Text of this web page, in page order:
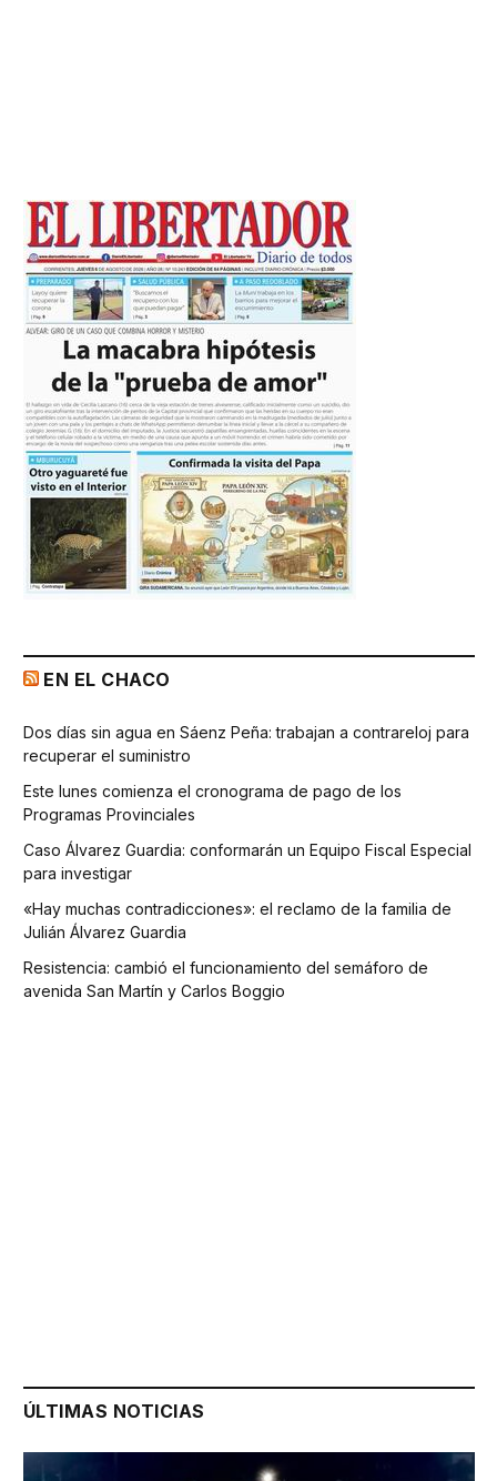
EN EL CHACO
Dos días sin agua en Sáenz Peña: trabajan a contrareloj para
recuperar el suministro
Este lunes comienza el cronograma de pago de los
Programas Provinciales
Caso Álvarez Guardia: conformarán un Equipo Fiscal Especial
para investigar
«Hay muchas contradicciones»: el reclamo de la familia de
Julián Álvarez Guardia
Resistencia: cambió el funcionamiento del semáforo de
avenida San Martín y Carlos Boggio
ÚLTIMAS NOTICIAS